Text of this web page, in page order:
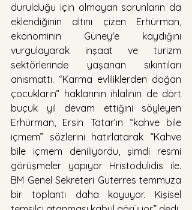
durulduğu için olmayan sorunların da
eklendiğinin altını çizen Erhürman,
ekonominin Güney'e kaydığını
vurgulayarak inşaat ve turizm
sektörlerinde yaşanan sıkıntıları
anısmattı. “Karma evliliklerden doğan
çocukların” haklarının ihlalinin de dört
buçuk yıl devam ettiğini söyleyen
Erhürman, Ersin Tatar’ın “kahve bile
içmem” sözlerini hatırlatarak “Kahve
bile içmem deniliyordu, şimdi resmi
görüşmeler yapıyor Hristodulidis ile.
BM Genel Sekreteri Guterres temmuza
bir toplantı daha koyuyor. Kişisel